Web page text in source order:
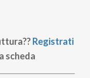
Registrati
scheda